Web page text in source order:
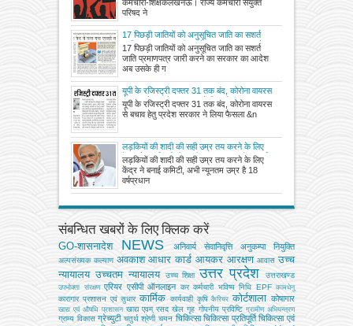
कर्मचारी-शिक्षकलखनऊ। राज्य कर्मचारी संयुक्त
परिषद ने
17 पिछड़ी जातियों को अनुसूचित जाति का सशर्त
जाति प्रमाणपत्र जारी करने का सरकार का आदेश
अब उसके ही गले की बनता जा रहा फांस
17 पिछड़ी जातियों को अनुसूचित जाति का सशर्त
जाति प्रमाणपत्र जारी करने का सरकार का आदेश
अब उसके ही ग
यूपी के रजिस्ट्री दफ्तर 31 तक बंद, कोरोना वायरस
से बचाव हेतु प्रदेश सरकार ने लिया फैसला
यूपी के रजिस्ट्री दफ्तर 31 तक बंद, कोरोना वायरस
से बचाव हेतु प्रदेश सरकार ने लिया फैसला &n
लड़कियों की शादी की सही उम्र तय करने के लिए
केंद्र ने बनाई कमिटी, अभी न्यूनतम उम्र है 18 वर्ष
लड़कियों की शादी की सही उम्र तय करने के लिए
केंद्र ने बनाई कमिटी, अभी न्यूनतम उम्र है 18
वर्षप्रधान
संबन्धित खबरों के लिए क्लिक करें
GO-शासनादेश NEWS अनिवार्य सेवानिवृत्ति अनुकम्पा नियुक्ति
अल्‍पसंख्‍यक कल्‍याण अवकाश आधार कार्ड आयकर आरक्षण आवास उच्च
न्यायालय उच्चतम न्यायालय उच्‍च शिक्षा उत्तर प्रदेश उत्तराखण्ड
उपभोक्‍ता संरक्षण एरियर एसीपी ऑनलाइन कर कर्मचारी भविष्य निधि EPF कामधेनु
कारागार प्रशासन एवं सुधार कार्मिक कार्यवाही कृषि कैरियर कोर्टशाला कोषागार
खाद्य एवं औषधि प्रशासन खाद्य एवम् रसद खेल गृह गोपनीय प्रविष्टि ग्रामीण अभियन्‍त्रण
ग्राम्य विकास ग्रेच्युटी चतुर्थ श्रेणी चयन चिकित्सा चिकित्सा प्रतिपूर्ति चिकित्‍सा एवं